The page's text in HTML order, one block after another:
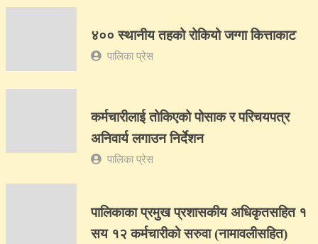
४०० स्थानीय तहको रोकियो जग्गा कित्ताकाट
पालिका प्रेस
कर्मचारीलाई तोकिएको पोसाक र परिचयपत्र
अनिवार्य लगाउन निर्देशन
पालिका प्रेस
पालिकाका प्रमुख प्रशासकीय अधिकृतसहित १
सय १२ कर्मचारीको सरुवा (नामावलीसहित)